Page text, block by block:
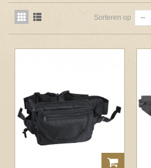
Sorteren op --